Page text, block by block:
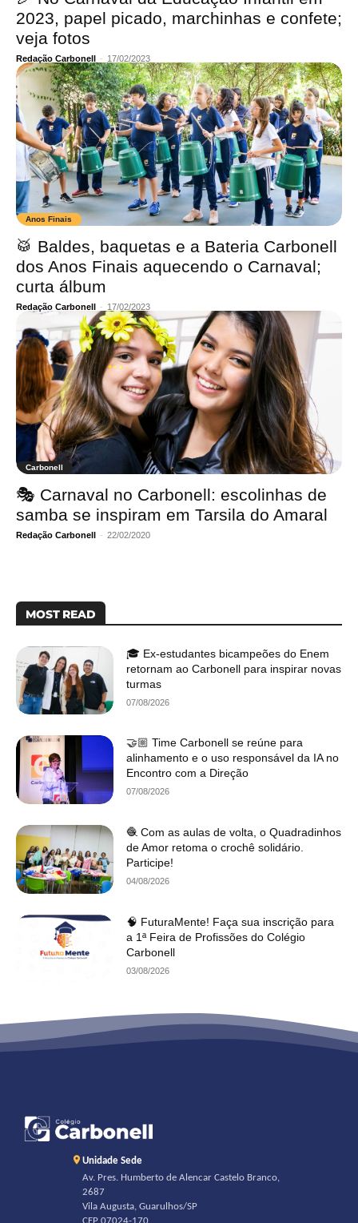
2023, papel picado, marchinhas e confete;
veja fotos
Redação Carbonell - 17/02/2023
Anos Finais
🥁 Baldes, baquetas e a Bateria Carbonell
dos Anos Finais aquecendo o Carnaval;
curta álbum
Redação Carbonell - 17/02/2023
Carbonell
🎭 Carnaval no Carbonell: escolinhas de
samba se inspiram em Tarsila do Amaral
Redação Carbonell - 22/02/2020
MOST READ
🎓 Ex-estudantes bicampeões do Enem
retornam ao Carbonell para inspirar novas
turmas
07/08/2026
🤝🏼 Time Carbonell se reúne para
alinhamento e o uso responsável da IA no
Encontro com a Direção
07/08/2026
🧶 Com as aulas de volta, o Quadradinhos
de Amor retoma o crochê solidário.
Participe!
04/08/2026
🧠 FuturaMente! Faça sua inscrição para
a 1ª Feira de Profissões do Colégio
Carbonell
03/08/2026
Unidade Sede
Av. Pres. Humberto de Alencar Castelo Branco,
2687
Vila Augusta, Guarulhos/SP